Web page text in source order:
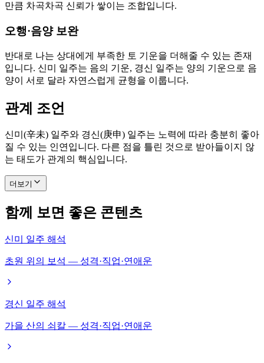
만큼 차곡차곡 신뢰가 쌓이는 조합입니다.
오행·음양 보완
반대로 나는 상대에게 부족한 토 기운을 더해줄 수 있는 존재
입니다. 신미 일주는 음의 기운, 경신 일주는 양의 기운으로 음
양이 서로 달라 자연스럽게 균형을 이룹니다.
관계 조언
신미(辛未) 일주와 경신(庚申) 일주는 노력에 따라 충분히 좋아
질 수 있는 인연입니다. 다른 점을 틀린 것으로 받아들이지 않
는 태도가 관계의 핵심입니다.
더보기
함께 보면 좋은 콘텐츠
신미 일주 해석
초원 위의 보석 — 성격·직업·연애운
경신 일주 해석
가을 산의 쇠칼 — 성격·직업·연애운